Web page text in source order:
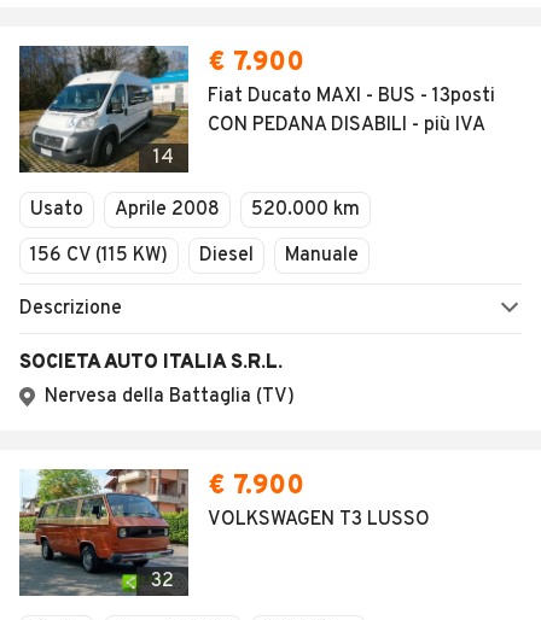
14
€ 7.900
Fiat Ducato MAXI - BUS - 13posti
CON PEDANA DISABILI - più IVA
Usato Aprile 2008
520.000 km
156 CV (115 KW)
Diesel Manuale
Descrizione
SOCIETA AUTO ITALIA S.R.L.
Nervesa della Battaglia (TV)
32
€ 7.900
VOLKSWAGEN T3 LUSSO